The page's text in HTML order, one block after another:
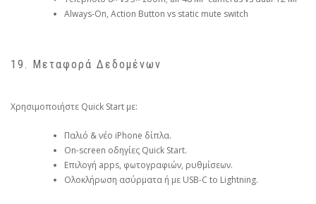
Always-On, Action Button vs static mute switch
19. Μεταφορά Δεδομένων
Χρησιμοποιήστε Quick Start με:
Παλιό & νέο iPhone δίπλα.
On-screen οδηγίες Quick Start.
Επιλογή apps, φωτογραφιών, ρυθμίσεων.
Ολοκλήρωση ασύρματα ή με USB-C to Lightning.